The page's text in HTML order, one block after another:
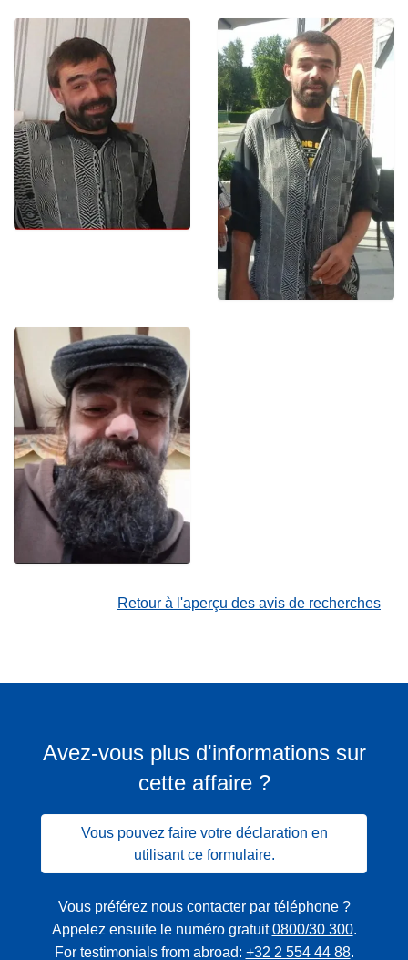
Retour à l'aperçu des avis de recherches
Avez-vous plus d'informations sur
cette affaire ?
Vous pouvez faire votre déclaration en
utilisant ce formulaire.
Vous préférez nous contacter par téléphone ?
Appelez ensuite le numéro gratuit0800/30 300.
For testimonials from abroad: +32 2 554 44 88.